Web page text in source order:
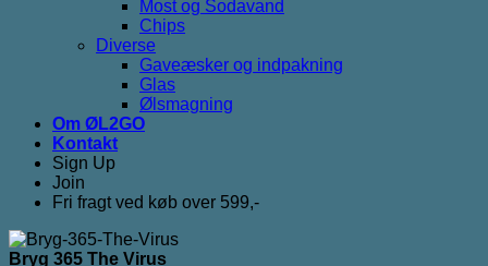
Most og Sodavand
Chips
Diverse
Gaveæsker og indpakning
Glas
Ølsmagning
Om ØL2GO
Kontakt
Sign Up
Join
Fri fragt ved køb over 599,-
Bryg 365 The Virus